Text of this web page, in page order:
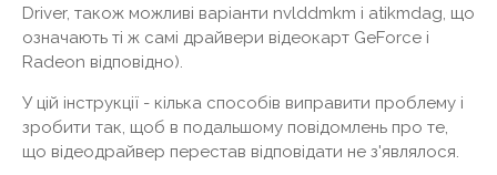
Driver, також можливі варіанти nvlddmkm і atikmdag, що
означають ті ж самі драйвери відеокарт GeForce і
Radeon відповідно).
У цій інструкції - кілька способів виправити проблему і
зробити так, щоб в подальшому повідомлень про те,
що відеодрайвер перестав відповідати не з'являлося.